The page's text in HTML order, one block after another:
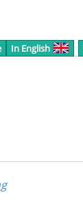
In English